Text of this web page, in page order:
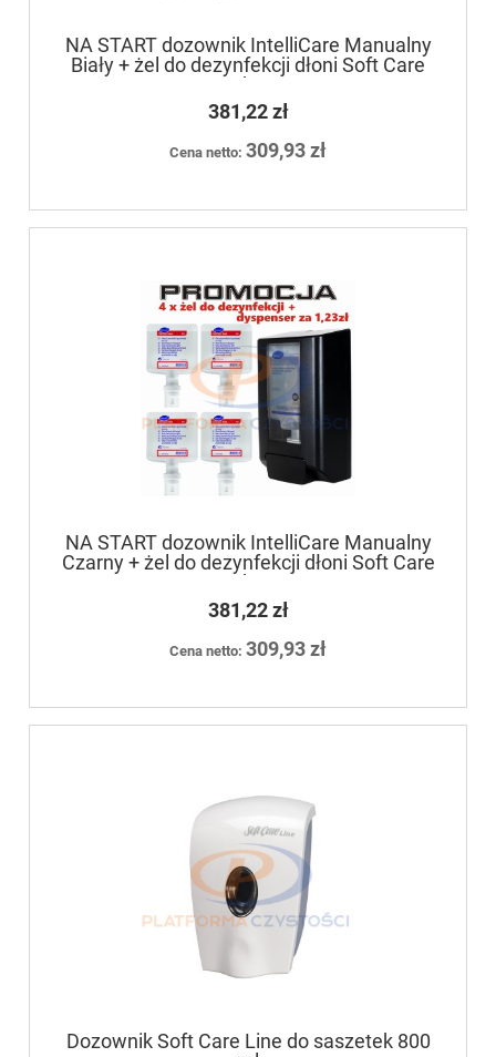
NA START dozownik IntelliCare Manualny
Biały + żel do dezynfekcji dłoni Soft Care
Med 1,3L
381,22 zł
Cena netto: 309,93 zł
NA START dozownik IntelliCare Manualny
Czarny + żel do dezynfekcji dłoni Soft Care
Med 1,3L
381,22 zł
Cena netto: 309,93 zł
Dozownik Soft Care Line do saszetek 800